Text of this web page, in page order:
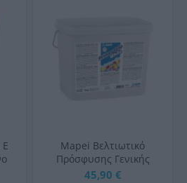
Mapei Βελτιωτικό
Πρόσφυσης Γενικής
Χρήσης Primer Grip
45,90 €